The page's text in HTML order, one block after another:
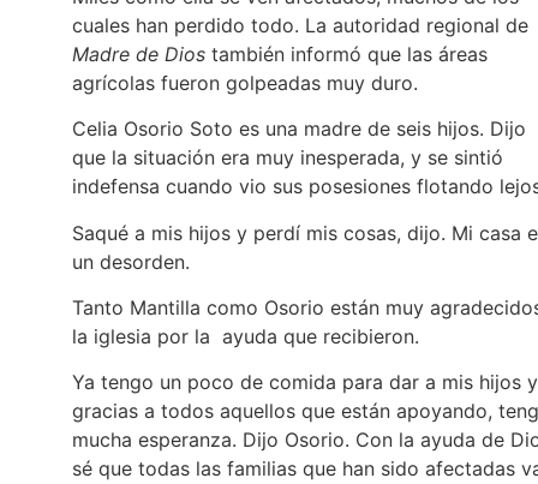
cuales han perdido todo. La autoridad regional de
Madre de Dios también informó que las áreas
agrícolas fueron golpeadas muy duro.
Celia Osorio Soto es una madre de seis hijos. Dijo
que la situación era muy inesperada, y se sintió
indefensa cuando vio sus posesiones flotando
Saqué a mis hijos y perdí mis cosas, dijo. Mi casa
un desorden.
Tanto Mantilla como Osorio están muy
la iglesia por la ayuda que recibieron.
Ya tengo un poco de comida para dar a mis hijos y
gracias a todos aquellos que están apoyando,
mucha esperanza. Dijo Osorio. Con la ayuda de
sé que todas las familias que han sido afectadas